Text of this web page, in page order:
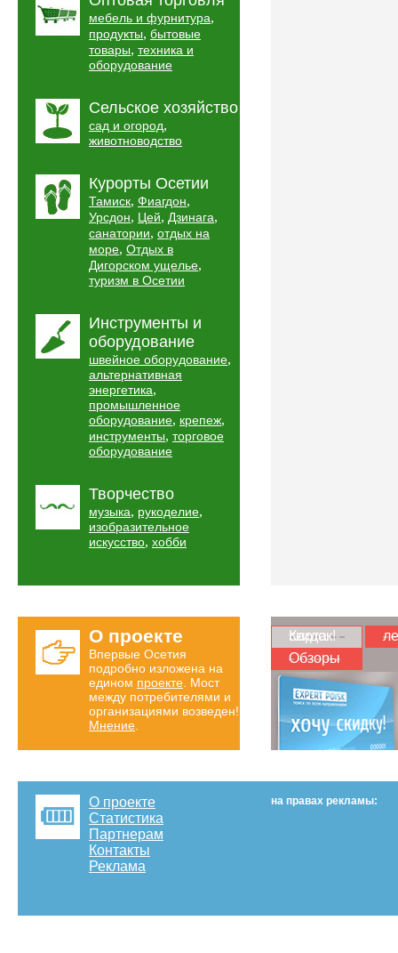
мебель и фурнитура,
продукты, бытовые
товары, техника и
оборудование
Сельское хозяйство
сад и огород,
животноводство
Курорты Осетии
Тамиск, Фиагдон,
Урсдон, Цей, Дзинага,
санатории, отдых на
море, Отдых в
Дигорском ущелье,
туризм в Осетии
Инструменты и
оборудование
швейное оборудование,
альтернативная
энергетика,
промышленное
оборудование, крепеж,
инструменты, торговое
оборудование
Творчество
музыка, рукоделие,
изобразительное
искусство, хобби
О проекте
Впервые Осетия
подробно изложена на
едином проекте . Мост
между потребителями и
организациями возведен!
Мнение
Карта скидок!
Обзоры
О проекте
Статистика
Партнерам
Контакты
Реклама
на правах рекламы: